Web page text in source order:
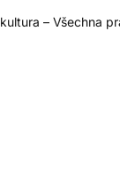
– Všechna